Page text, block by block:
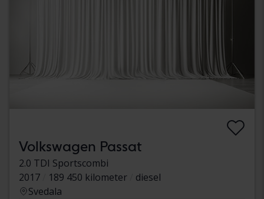
Volkswagen Passat
2.0 TDI Sportscombi
2017
189 450 kilometer
diesel
Svedala